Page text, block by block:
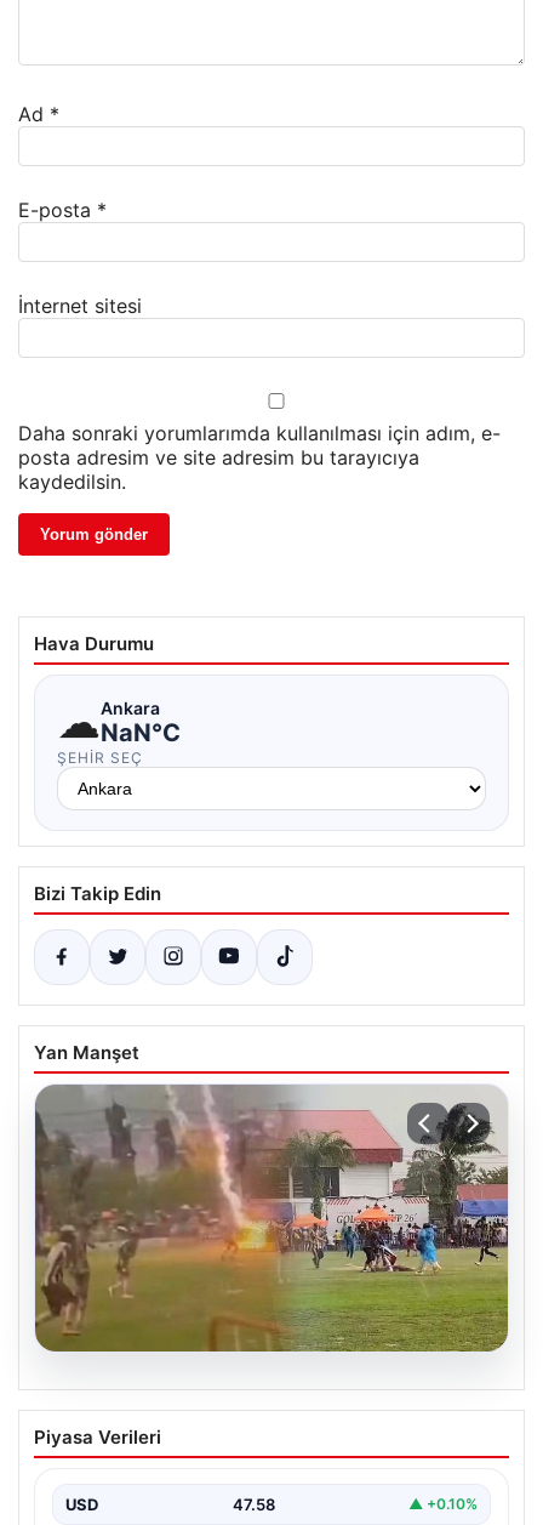
Ad *
E-posta *
İnternet sitesi
Daha sonraki yorumlarımda kullanılması için adım, e-
posta adresim ve site adresim bu tarayıcıya
kaydedilsin.
Hava Durumu
☁Ankara
NaN°C
ŞEHIR SEÇ
Bizi Takip Edin
Yan Manşet
Olmaz denen oldu! Maç sırasında
yıldırım çarptı: O futbolcu hayatını
Piyasa Verileri
USD 47.58 ▲ +0.10%